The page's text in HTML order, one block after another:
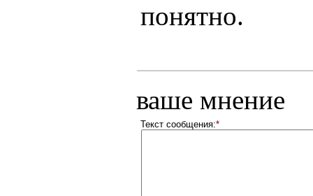
понятно.
ваше мнение
Текст сообщения:*